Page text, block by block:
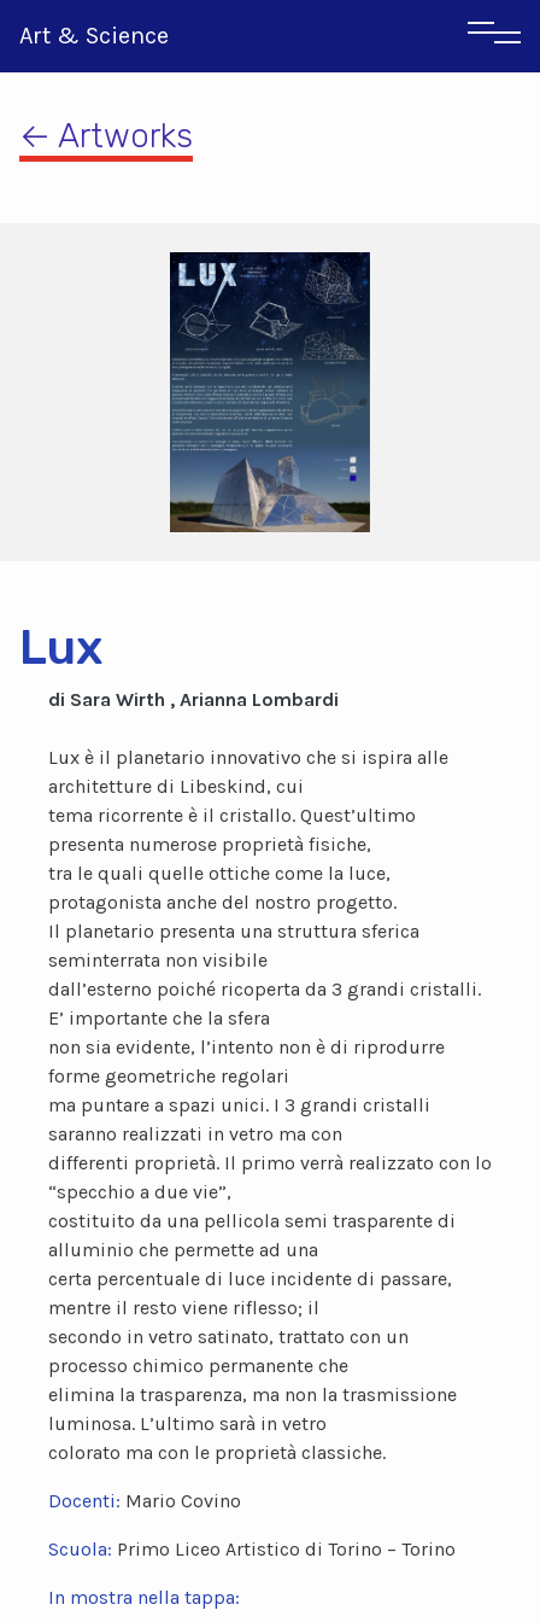
Art & Science
Ιταλικα
← Artworks
Lux
di Sara Wirth , Arianna Lombardi
Lux è il planetario innovativo che si ispira alle
architetture di Libeskind, cui
tema ricorrente è il cristallo. Quest’ultimo
presenta numerose proprietà fisiche,
tra le quali quelle ottiche come la luce,
protagonista anche del nostro progetto.
Il planetario presenta una struttura sferica
seminterrata non visibile
dall’esterno poiché ricoperta da 3 grandi cristalli.
E’ importante che la sfera
non sia evidente, l’intento non è di riprodurre
forme geometriche regolari
ma puntare a spazi unici. I 3 grandi cristalli
saranno realizzati in vetro ma con
differenti proprietà. Il primo verrà realizzato con lo
“specchio a due vie”,
costituito da una pellicola semi trasparente di
alluminio che permette ad una
certa percentuale di luce incidente di passare,
mentre il resto viene riflesso; il
secondo in vetro satinato, trattato con un
processo chimico permanente che
elimina la trasparenza, ma non la trasmissione
luminosa. L’ultimo sarà in vetro
colorato ma con le proprietà classiche.
Docenti: Mario Covino
Scuola: Primo Liceo Artistico di Torino – Torino
In mostra nella tappa: